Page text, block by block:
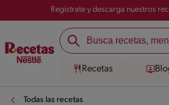
Registrate y descarga nuestros
Recetas
Todas las recetas